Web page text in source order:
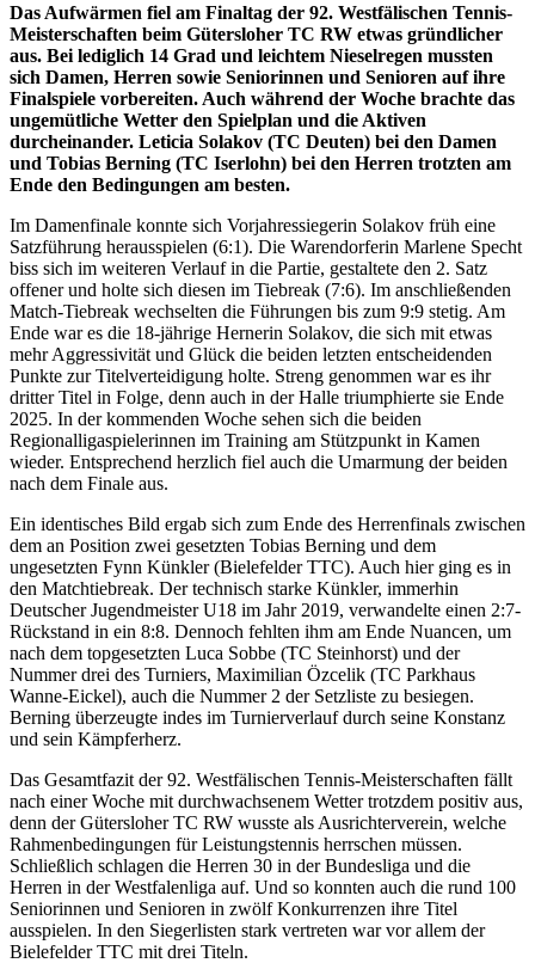
Das Aufwärmen fiel am Finaltag der 92. Westfälischen Tennis-
Meisterschaften beim Gütersloher TC RW etwas gründlicher
aus. Bei lediglich 14 Grad und leichtem Nieselregen mussten
sich Damen, Herren sowie Seniorinnen und Senioren auf ihre
Finalspiele vorbereiten. Auch während der Woche brachte das
ungemütliche Wetter den Spielplan und die Aktiven
durcheinander. Leticia Solakov (TC Deuten) bei den Damen
und Tobias Berning (TC Iserlohn) bei den Herren trotzten am
Ende den Bedingungen am besten.
Im Damenfinale konnte sich Vorjahressiegerin Solakov früh eine
Satzführung herausspielen (6:1). Die Warendorferin Marlene Specht
biss sich im weiteren Verlauf in die Partie, gestaltete den 2. Satz
offener und holte sich diesen im Tiebreak (7:6). Im anschließenden
Match-Tiebreak wechselten die Führungen bis zum 9:9 stetig. Am
Ende war es die 18-jährige Hernerin Solakov, die sich mit etwas
mehr Aggressivität und Glück die beiden letzten entscheidenden
Punkte zur Titelverteidigung holte. Streng genommen war es ihr
dritter Titel in Folge, denn auch in der Halle triumphierte sie Ende
2025. In der kommenden Woche sehen sich die beiden
Regionalligaspielerinnen im Training am Stützpunkt in Kamen
wieder. Entsprechend herzlich fiel auch die Umarmung der beiden
nach dem Finale aus.
Ein identisches Bild ergab sich zum Ende des Herrenfinals zwischen
dem an Position zwei gesetzten Tobias Berning und dem
ungesetzten Fynn Künkler (Bielefelder TTC). Auch hier ging es in
den Matchtiebreak. Der technisch starke Künkler, immerhin
Deutscher Jugendmeister U18 im Jahr 2019, verwandelte einen 2:7-
Rückstand in ein 8:8. Dennoch fehlten ihm am Ende Nuancen, um
nach dem topgesetzten Luca Sobbe (TC Steinhorst) und der
Nummer drei des Turniers, Maximilian Özcelik (TC Parkhaus
Wanne-Eickel), auch die Nummer 2 der Setzliste zu besiegen.
Berning überzeugte indes im Turnierverlauf durch seine Konstanz
und sein Kämpferherz.
Das Gesamtfazit der 92. Westfälischen Tennis-Meisterschaften fällt
nach einer Woche mit durchwachsenem Wetter trotzdem positiv aus,
denn der Gütersloher TC RW wusste als Ausrichterverein, welche
Rahmenbedingungen für Leistungstennis herrschen müssen.
Schließlich schlagen die Herren 30 in der Bundesliga und die
Herren in der Westfalenliga auf. Und so konnten auch die rund 100
Seniorinnen und Senioren in zwölf Konkurrenzen ihre Titel
ausspielen. In den Siegerlisten stark vertreten war vor allem der
Bielefelder TTC mit drei Titeln.